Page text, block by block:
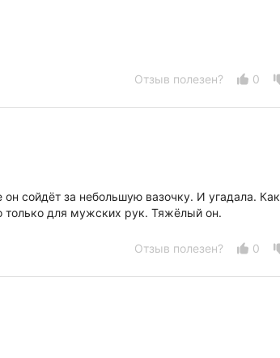
Отзыв полезен? 0
сойдёт за небольшую вазочку. И угадала. Как
только для мужских рук. Тяжёлый он.
Отзыв полезен? 0